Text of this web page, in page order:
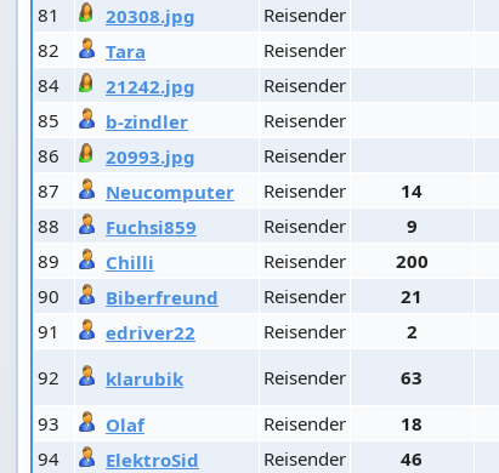
81
20308.jpg Reisender
82
Tara Reisender
84
21242.jpg Reisender
85
b-zindler Reisender
86
20993.jpg Reisender
87
Neucomputer Reisender 14
88
Fuchsi859 Reisender 9
89
Chilli Reisender 200
90
Biberfreund Reisender 21
91
edriver22 Reisender 2
92
klarubik Reisender 63
93
Olaf Reisender 18
94
ElektroSid Reisender 46